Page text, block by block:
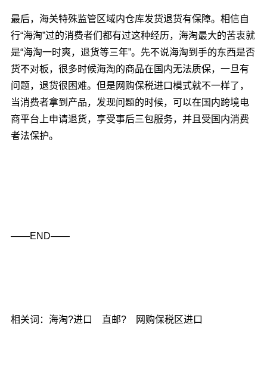
最后，海关特殊监管区域内仓库发货退货有保障。相信自
行“海淘”过的消费者们都有过这种经历，海淘最大的苦衷就
是“海淘一时爽，退货等三年”。先不说海淘到手的东西是否
货不对板，很多时候海淘的商品在国内无法质保，一旦有
问题，退货很困难。但是网购保税进口模式就不一样了，
当消费者拿到产品，发现问题的时候，可以在国内跨境电
商平台上申请退货，享受事后三包服务，并且受国内消费
者法保护。
——END——
相关词：海淘?进口 直邮? 网购保税区进口